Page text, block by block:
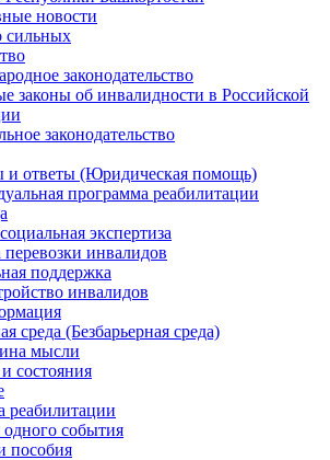
новости
сильных
законодательство
законы об инвалидности в Российской
законодательство
и ответы (Юридическая помощь)
программа реабилитации
экспертиза
инвалидов
поддержка
инвалидов
среда (Безбарьерная среда)
мысли
состояния
реабилитации
события
пособия